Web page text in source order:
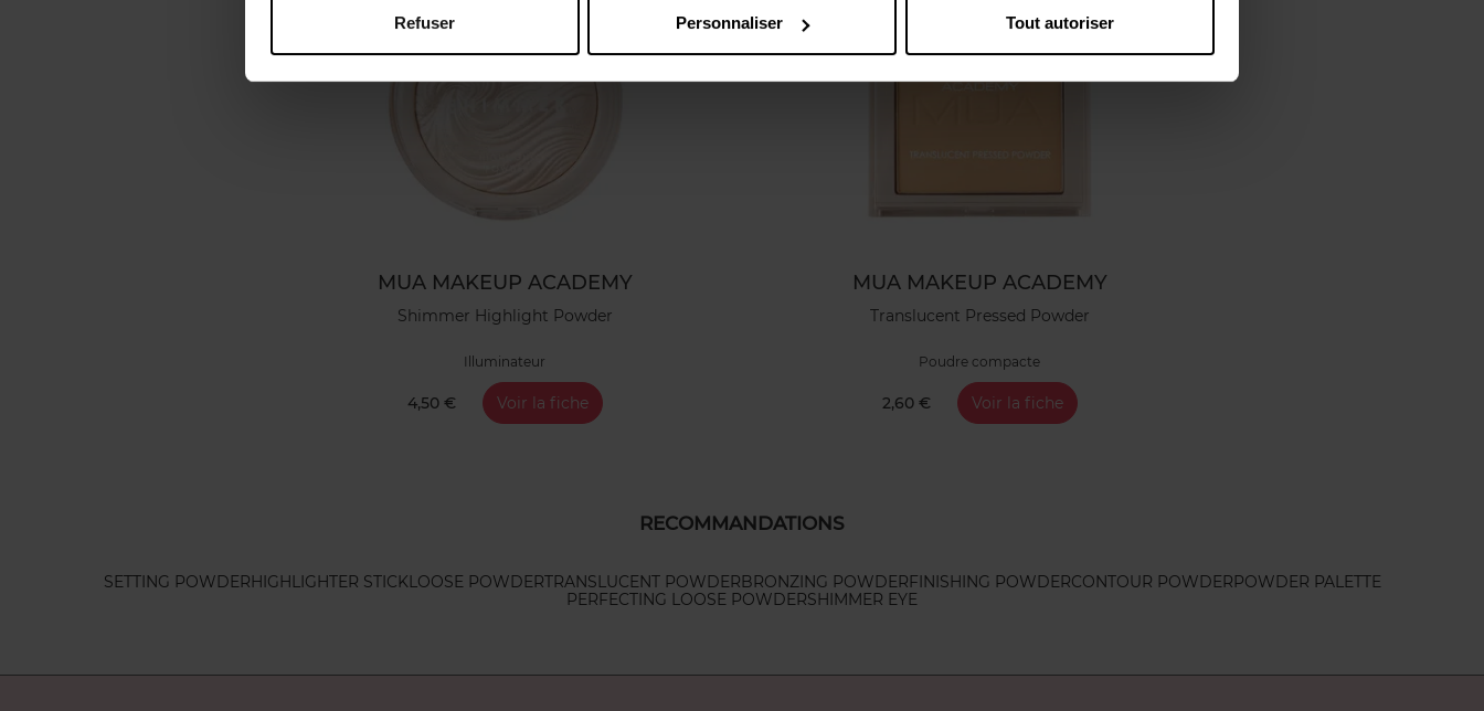
Refuser Personnaliser Tout autoriser
MUA MAKEUP ACADEMY
Shimmer Highlight Powder
Illuminateur
4,50 € Voir la fiche
MUA MAKEUP ACADEMY
Translucent Pressed Powder
Poudre compacte
2,60 € Voir la fiche
RECOMMANDATIONS
SETTING POWDERHIGHLIGHTER STICKLOOSE POWDERTRANSLUCENT POWDERBRONZING POWDERFINISHING POWDERCONTOUR POWDERPOWDER PALETTE
PERFECTING LOOSE POWDERSHIMMER EYE